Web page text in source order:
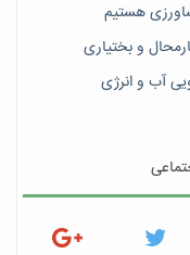
هستیم
آب و انرژی